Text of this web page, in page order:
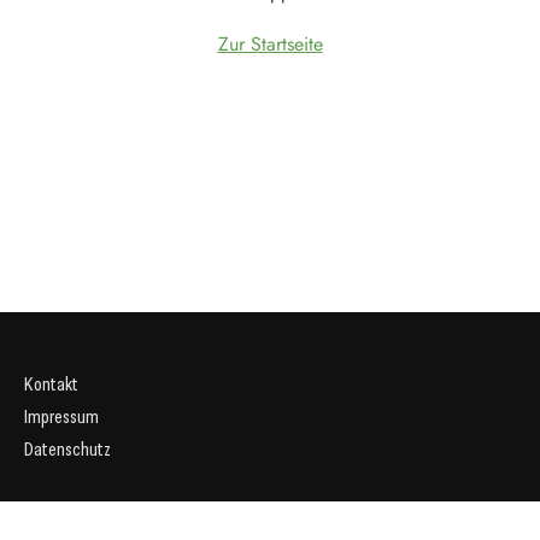
Zur Startseite
Kontakt
Impressum
Datenschutz